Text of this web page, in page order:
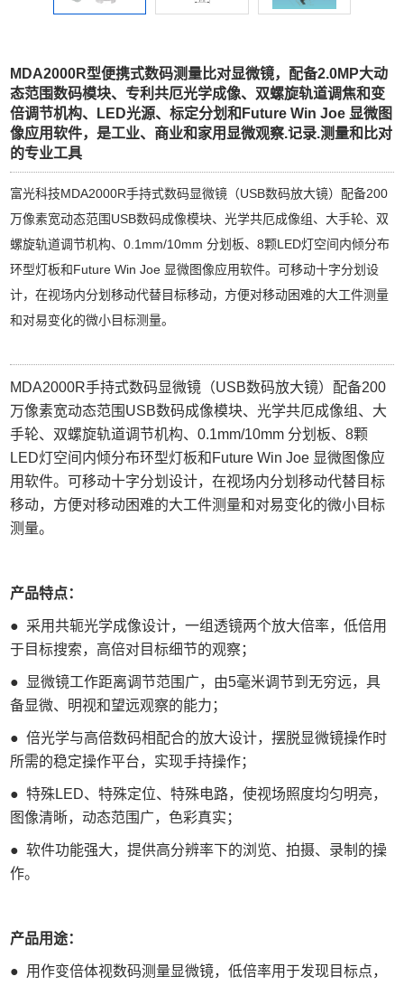
MDA2000R型便携式数码测量比对显微镜，配备2.0MP大动
态范围数码模块、专利共厄光学成像、双螺旋轨道调焦和变
倍调节机构、LED光源、标定分划和Future Win Joe 显微图
像应用软件，是工业、商业和家用显微观察.记录.测量和比对
的专业工具
富光科技MDA2000R手持式数码显微镜（USB数码放大镜）配备200
万像素宽动态范围USB数码成像模块、光学共厄成像组、大手轮、双
螺旋轨道调节机构、0.1mm/10mm 分划板、8颗LED灯空间内倾分布
环型灯板和Future Win Joe 显微图像应用软件。可移动十字分划设
计，在视场内分划移动代替目标移动，方便对移动困难的大工件测量
和对易变化的微小目标测量。
MDA2000R手持式数码显微镜（USB数码放大镜）配备200
万像素宽动态范围USB数码成像模块、光学共厄成像组、大
手轮、双螺旋轨道调节机构、0.1mm/10mm 分划板、8颗
LED灯空间内倾分布环型灯板和Future Win Joe 显微图像应
用软件。可移动十字分划设计，在视场内分划移动代替目标
移动，方便对移动困难的大工件测量和对易变化的微小目标
测量。
产品特点：
● 采用共轭光学成像设计，一组透镜两个放大倍率，低倍用
于目标搜索，高倍对目标细节的观察；
●
显微镜工作距离调节范围广，由5毫米调节到无穷远，具
备显微、明视和望远观察的能力；
●倍光学与高倍数码相配合的放大设计，摆脱显微镜操作时
所需的稳定操作平台，实现手持操作；
●特殊LED、特殊定位、特殊电路，使视场照度均匀明亮，
图像清晰，动态范围广，色彩真实；
●软件功能强大，提供高分辨率下的浏览、拍摄、录制的操
作。
产品用途：
● 用作变倍体视数码测量显微镜，低倍率用于发现目标点，